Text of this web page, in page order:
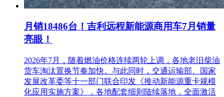
月销18486台！吉利远程新能源商用车7月销量
亮眼！
2026年7月，随着燃油价格连续两轮上调，各地老旧柴油
货车淘汰置换节奏加快。与此同时，交通运输部、国家
发展改革委等十一部门联合印发《推动新能源重卡规模
化应用实施方案》，各地配套细则陆续落地，全面激活